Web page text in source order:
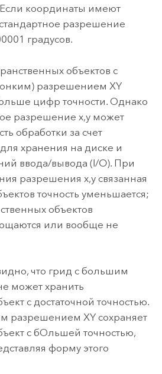
координаты имеют
разрешение
градусов.
объектов с
разрешением XY
цифр точности. Однако
разрешение x,y может
обработки за счет
хранения на диске и
ввода/вывода (I/O). При
разрешения x,y связанная
точность уменьшается;
объектов
или вообще не
что грид с большим
может хранить
с достаточной точностью.
разрешением XY сохраняет
с бОльшей точностью,
форму этого